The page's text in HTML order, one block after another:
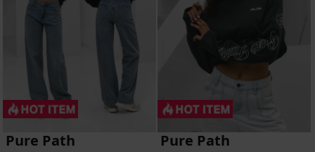
Pure Path Pure Path